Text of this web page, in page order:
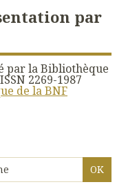
par
par la Bibliothèque
2269-1987
de la BNF